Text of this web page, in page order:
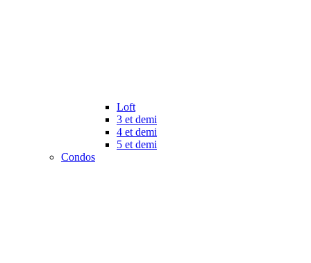
Loft
3 et demi
4 et demi
5 et demi
Condos